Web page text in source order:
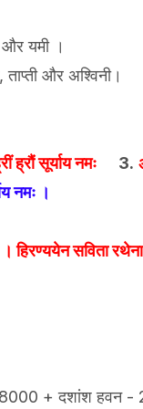
यमी ।
ताप्ती और अश्विनी।
ह्रौं सूर्याय नमः 3.
नमः ।
सविता रथेना
+ दशांश